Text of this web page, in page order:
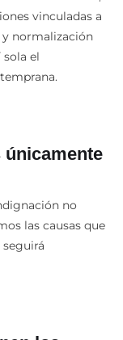
escolar,
vinculadas a
normalización
el
no
las causas que